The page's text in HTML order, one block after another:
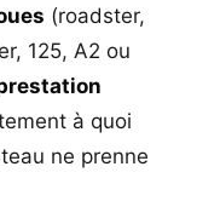
(roadster,
125, A2 ou
à quoi
ne prenne